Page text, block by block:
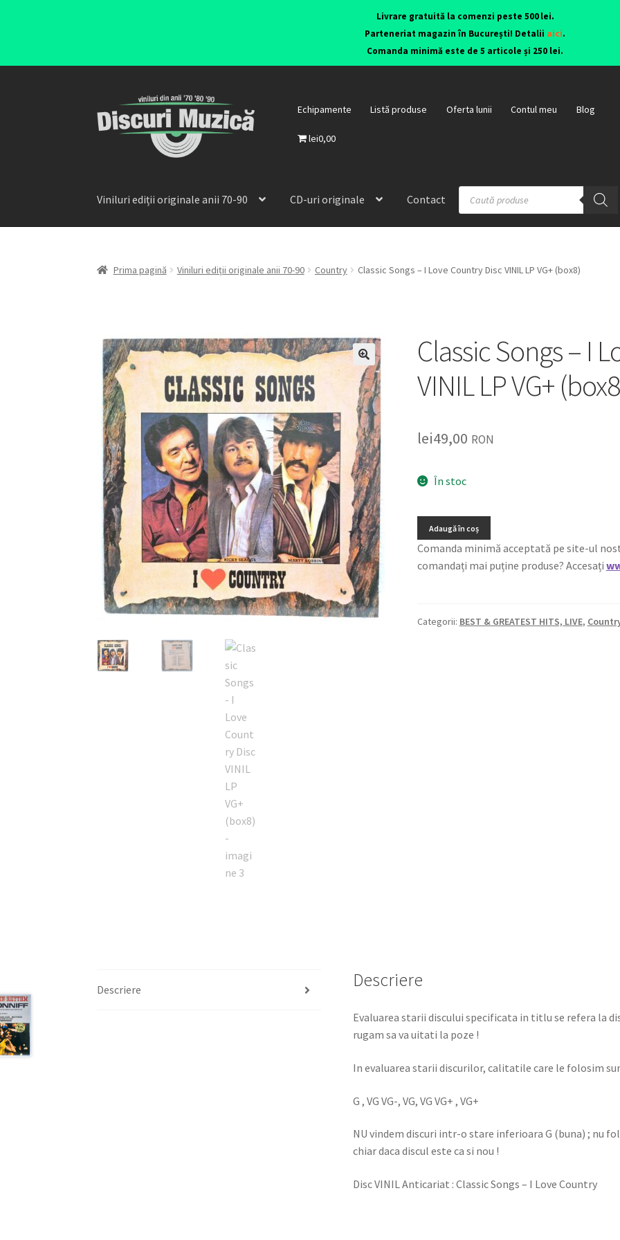
Livrare gratuită la comenzi peste 500 lei.
Parteneriat magazin în București! Detalii aici.
Comanda minimă este de 5 articole și 250 lei.
Echipamente Listă produse Oferta lunii Contul meu Blog
lei0,00
Viniluri ediții originale anii 70-90 CD-uri originale Contact
Prima pagină Viniluri ediții originale anii 70-90 Country Classic Songs – I Love Country Disc VINIL LP VG+ (box8)
🔍
Classic Songs – I
VINIL LP VG+
lei49,00 RON
În stoc
Adaugă în coș
Comanda minimă acceptată pe site-ul
comandați mai puține produse? Accesați
Categorii: BEST & GREATEST HITS, LIVE,
Descriere Descriere
Evaluarea starii discului specificata in titlu se refera la
rugam sa va uitati la poze !
In evaluarea starii discurilor, calitatile care le folosim
G , VG VG-, VG, VG VG+ , VG+
NU vindem discuri intr-o stare inferioara G (buna) ; nu
chiar daca discul este ca si nou !
Disc VINIL Anticariat : Classic Songs – I Love Country